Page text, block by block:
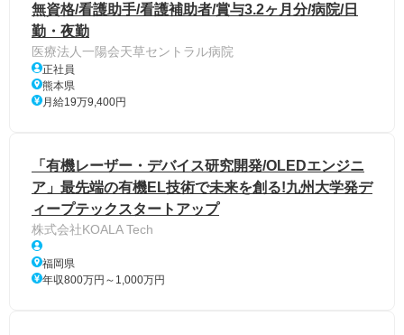
無資格/看護助手/看護補助者/賞与3.2ヶ月分/病院/日
勤・夜勤
医療法人一陽会天草セントラル病院
正社員
熊本県
月給19万9,400円
「有機レーザー・デバイス研究開発/OLEDエンジニ
ア」最先端の有機EL技術で未来を創る!九州大学発デ
ィープテックスタートアップ
株式会社KOALA Tech
福岡県
年収800万円～1,000万円